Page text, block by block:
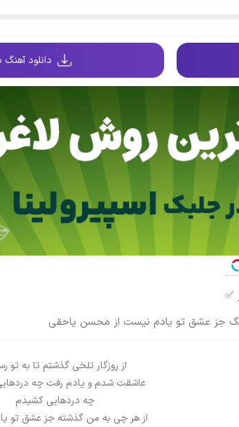
دانلود آهنگ
✅
جز عشق تو یادم نیست از محسن یاحقی
از روزگار تلخی گذشتم تا به تو
عاشقت شدم و یادم رفت چه
چه دردهایی کشیدم
از هر چی به من گذشته جز عشق تو